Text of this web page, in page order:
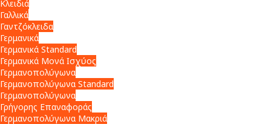
Κλειδιά
Γαλλικά
Γαντζόκλειδα
Γερμανικά
Γερμανικά Standard
Γερμανικά Μονά Ισχύος
Γερμανοπολύγωνα
Γερμανοπολύγωνα Standard
Γερμανοπολύγωνα
Γρήγορης Επαναφοράς
Γερμανοπολύγωνα Μακριά